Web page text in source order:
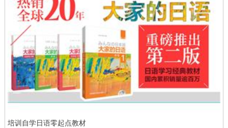
培训自学日语零起点教材